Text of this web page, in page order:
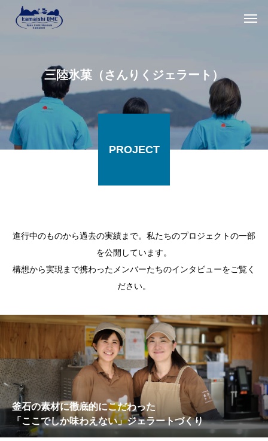
三陸氷菓（さんりくジェラート）
PROJECT
進行中のものから過去の実績まで。私たちのプロジェクトの一部
を公開しています。
構想から実現まで携わったメンバーたちのインタビューをご覧く
ださい。
釜石の素材に徹底的にこだわった
「ここでしか味わえない」ジェラートづくり